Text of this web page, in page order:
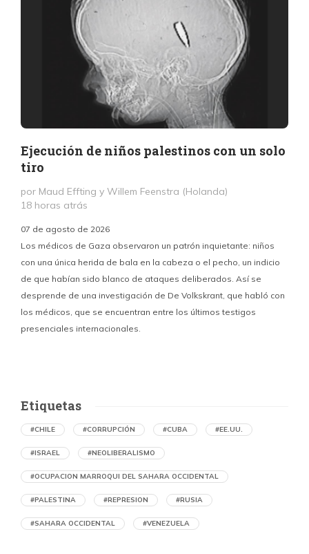
Ejecución de niños palestinos con un solo
tiro
por Maud Effting y Willem Feenstra (Holanda)
18 horas atrás
07 de agosto de 2026
Los médicos de Gaza observaron un patrón inquietante: niños
con una única herida de bala en la cabeza o el pecho, un indicio
de que habían sido blanco de ataques deliberados. Así se
desprende de una investigación de De Volkskrant, que habló con
los médicos, que se encuentran entre los últimos testigos
presenciales internacionales.
Ejecución de niños palestinos con un solo
Etiquetas
#CHILE #CORRUPCIÓN #CUBA #EE.UU.
#ISRAEL #NEOLIBERALISMO
#OCUPACION MARROQUI DEL SAHARA OCCIDENTAL
#PALESTINA #REPRESION #RUSIA
#SAHARA OCCIDENTAL #VENEZUELA